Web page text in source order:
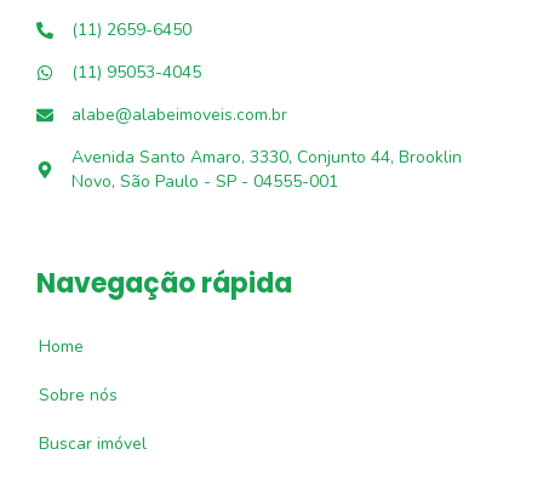
(11) 2659-6450
(11) 95053-4045
alabe@alabeimoveis.com.br
Avenida Santo Amaro, 3330, Conjunto 44, Brooklin
Novo, São Paulo - SP - 04555-001
Navegação rápida
Home
Sobre nós
Buscar imóvel